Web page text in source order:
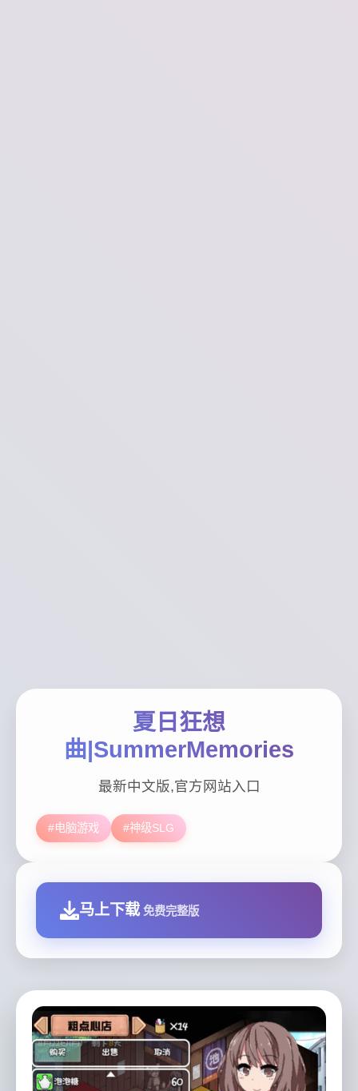
夏日狂想
曲|SummerMemories
最新中文版,官方网站入口
#电脑游戏 #神级SLG
马上下载 免费完整版